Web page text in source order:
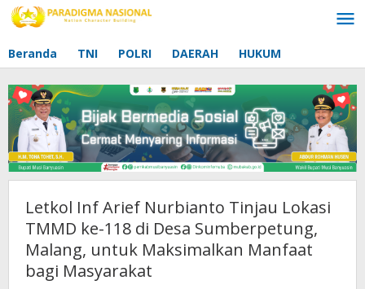
Lewati
ke
Beranda TNI POLRI DAERAH HUKUM
Letkol Inf Arief Nurbianto Tinjau Lokasi
TMMD ke-118 di Desa Sumberpetung,
Malang, untuk Maksimalkan Manfaat
bagi Masyarakat